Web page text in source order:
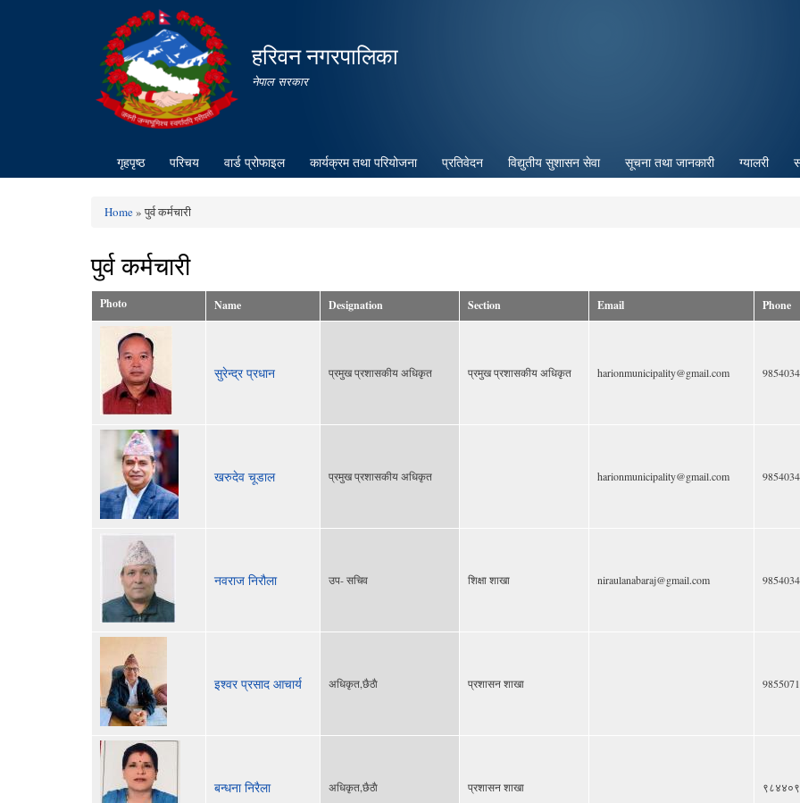
हरिवन नगरपालिका
नेपाल सरकार
गृहपृष्ठ परिचय वार्ड प्रोफाइल कार्यक्रम तथा परियोजना प्रतिवेदन विद्युतीय सुशासन सेवा सूचना तथा जानकारी ग्यालरी
You are here
Home» पुर्व कर्मचारी
पुर्व कर्मचारी
Photo Name Designation Section Email Phone
सुरेन्द्र प्रधान प्रमुख प्रशासकीय अधिकृत प्रमुख प्रशासकीय अधिकृत harionmunicipality@gmail.com
खरुदेव चूडाल प्रमुख प्रशासकीय अधिकृत harionmunicipality@gmail.com
नवराज निरौला उप- सचिव शिक्षा शाखा niraulanabaraj@gmail.com
इश्वर प्रसाद आचार्य अधिकृत,छैठाै प्रशासन शाखा
बन्धना निरैला अधिकृत,छैठाै प्रशासन शाखा